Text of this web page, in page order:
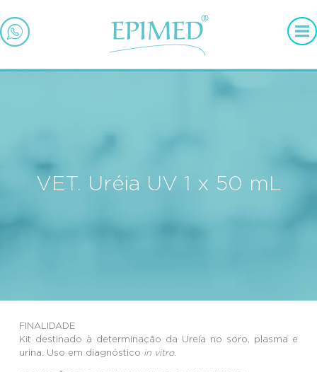
VET. Uréia UV 1 x 50 mL
FINALIDADE
Kit destinado à determinação da Ureia no soro, plasma e
urina. Uso em diagnóstico in vitro.